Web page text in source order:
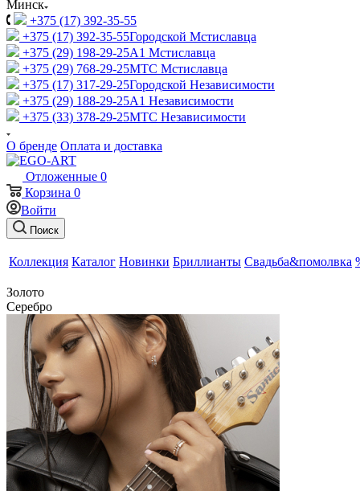
Минск
+375 (17) 392-35-55
+375 (17) 392-35-55Городской Мстиславца
+375 (29) 198-29-25A1 Мстиславца
+375 (29) 768-29-25МТС Мстиславца
+375 (17) 317-29-25Городской Независимости
+375 (29) 188-29-25A1 Независимости
+375 (33) 378-29-25МТС Независимости
О бренде Оплата и доставка
Отложенные 0
Корзина 0
Войти
Поиск
Коллекция Каталог Новинки Бриллианты Свадьба&помолвка
Золото
Серебро